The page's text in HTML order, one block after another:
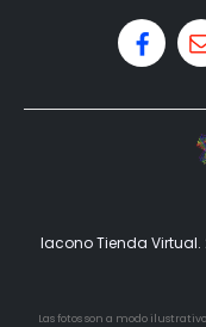
Iacono Tienda Virtual.
Las fotos son a modo